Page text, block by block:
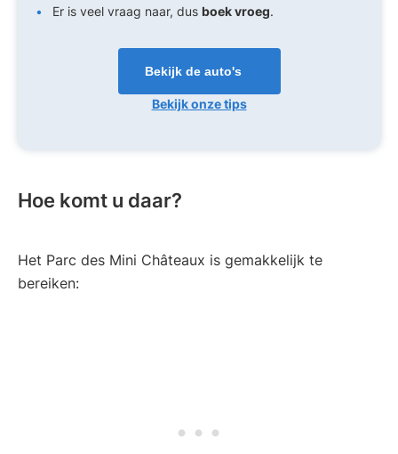
Er is veel vraag naar, dus boek vroeg.
Bekijk de auto's
Bekijk onze tips
Hoe komt u daar?
Het Parc des Mini Châteaux is gemakkelijk te
bereiken: